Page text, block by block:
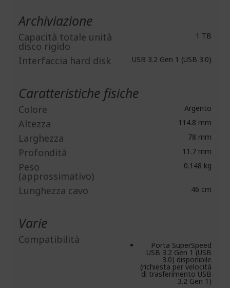
Archiviazione
Capacità totale unità
disco rigido
1 TB
Interfaccia hard disk USB 3.2 Gen 1 (USB 3.0)
Caratteristiche fisiche
Colore Argento
Altezza 114.8 mm
Larghezza 78 mm
Profondità 11.7 mm
Peso
(approssimativo)
0.148 kg
Lunghezza cavo 46 cm
Varie
Compatibilità Porta SuperSpeed
USB 3.2 Gen 1 (USB
3.0) disponibile
(richiesta per velocità
di trasferimento USB
3.2 Gen 1)